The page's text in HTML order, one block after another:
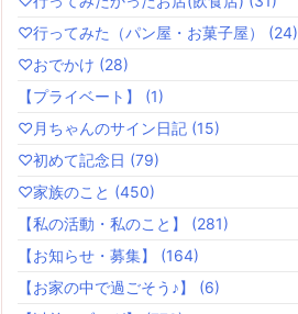
♡行ってみた（パン屋・お菓子屋） (24)
♡おでかけ (28)
【プライベート】 (1)
♡月ちゃんのサイン日記 (15)
♡初めて記念日 (79)
♡家族のこと (450)
【私の活動・私のこと】 (281)
【お知らせ・募集】 (164)
【お家の中で過ごそう♪】 (6)